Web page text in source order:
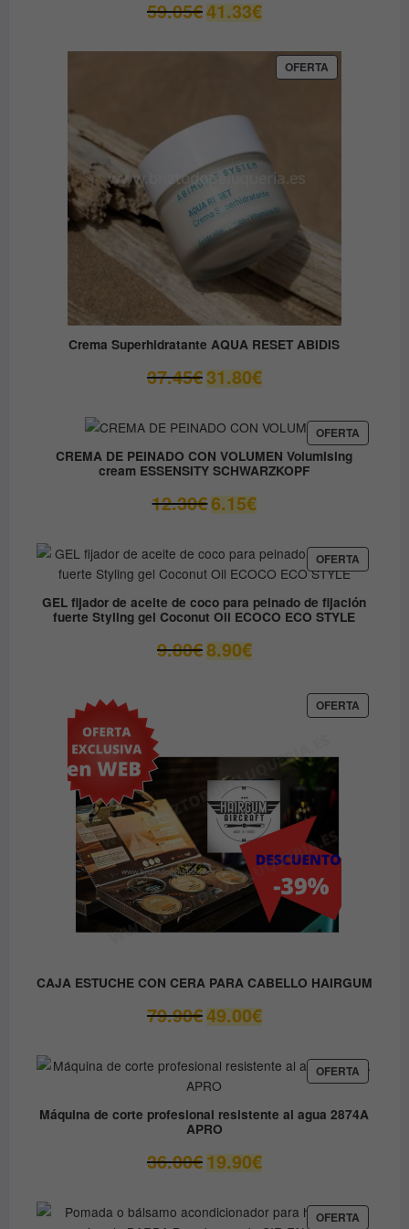
59.05€ El
precio
41.33€El
precio
OFERTAPRODUCTO
EN
Crema Superhidratante AQUA RESET ABIDIS
37.45€ El
precio
era:
37.45€.
31.80€El
precio
es:
31.80€.
OFERTA
EN
CREMA DE PEINADO CON VOLUMEN Volumising
cream ESSENSITY SCHWARZKOPF
12.30€El
precio
era:
12.30€.
6.15€El
precio
es:
6.15€.
OFERTA
EN
GEL fijador de aceite de coco para peinado de fijación
fuerte Styling gel Coconut Oil ECOCO ECO STYLE
9.80€ El
precio
8.90€El
precio
OFERTA
EN
CAJA ESTUCHE CON CERA PARA CABELLO HAIRGUM
79.90€ El
precio
era:
79.90€.
49.00€El
precio
es:
OFERTA
EN
Máquina de corte profesional resistente al agua 2874A
APRO
36.00€ El
precio
era:
19.90€El
precio
es:
OFERTA